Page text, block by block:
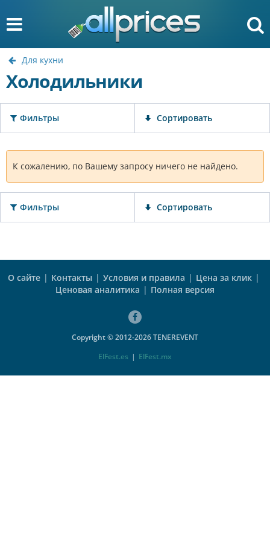
Для кухни
Холодильники
Фильтры Сортировать
К сожалению, по Вашему запросу ничего не найдено.
Фильтры Сортировать
О сайте | Контакты | Условия и правила | Цена за клик |
Ценовая аналитика | Полная версия
Copyright © 2012-2026 TENEREVENT
ElFest.es | ElFest.mx